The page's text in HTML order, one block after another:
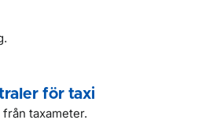
för taxi
taxameter.